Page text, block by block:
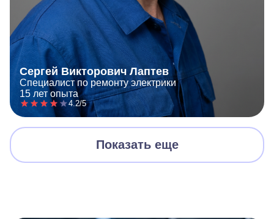
Сергей Викторович Лаптев
Специалист по ремонту электрики
15 лет опыта
4.2/5
Показать еще